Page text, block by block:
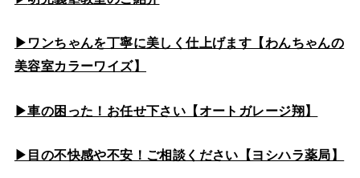
▶ワンちゃんを丁寧に美しく仕上げます【わんちゃんの
美容室カラーワイズ】
▶車の困った！お任せ下さい【オートガレージ翔】
▶目の不快感や不安！ご相談ください【ヨシハラ薬局】